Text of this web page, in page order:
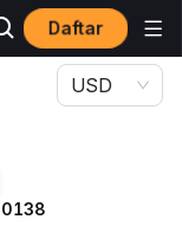
Daftar
USD